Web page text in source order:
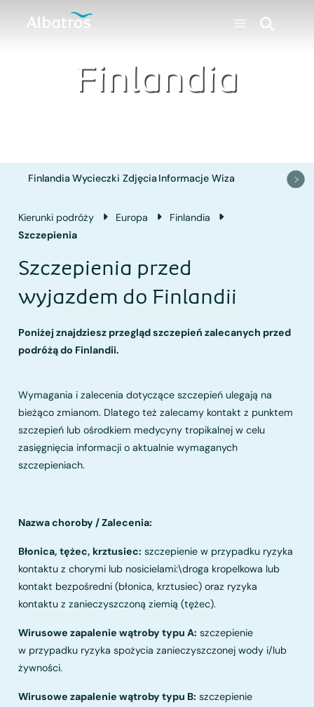
Finlandia
Finlandia Wycieczki Zdjęcia Informacje Wiza
Kierunki podróży Europa
Finlandia
Szczepienia
Szczepienia przed
wyjazdem do Finlandii
Poniżej znajdziesz przegląd szczepień zalecanych przed
podróżą do Finlandii.
Wymagania i zalecenia dotyczące szczepień ulegają na
bieżąco zmianom. Dlatego też zalecamy kontakt z punktem
szczepień lub ośrodkiem medycyny tropikalnej w celu
zasięgnięcia informacji o aktualnie wymaganych
szczepieniach.
Nazwa choroby / Zalecenia:
Błonica, tężec, krztusiec: szczepienie w przypadku ryzyka
kontaktu z chorymi lub nosicielami:\droga kropelkowa lub
kontakt bezpośredni (błonica, krztusiec) oraz ryzyka
kontaktu z zanieczyszczoną ziemią (tężec).
Wirusowe zapalenie wątroby typu A: szczepienie
w przypadku ryzyka spożycia zanieczyszczonej wody i/lub
żywności.
Wirusowe zapalenie wątroby typu B: szczepienie